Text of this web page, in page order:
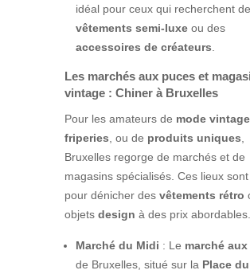
idéal pour ceux qui recherchent
vêtements semi-luxeou des
accessoires de créateurs
Les marchés aux puces et
vintage : Chiner à Bruxelles
Pour les amateurs de mode vintage
friperies , ou de produits uniques
Bruxelles regorge de marchés et de
magasins spécialisés. Ces lieux
pour dénicher des vêtements rétro
objets design à des prix abordables.
Marché du Midi : Le marché
de Bruxelles, situé sur la Place